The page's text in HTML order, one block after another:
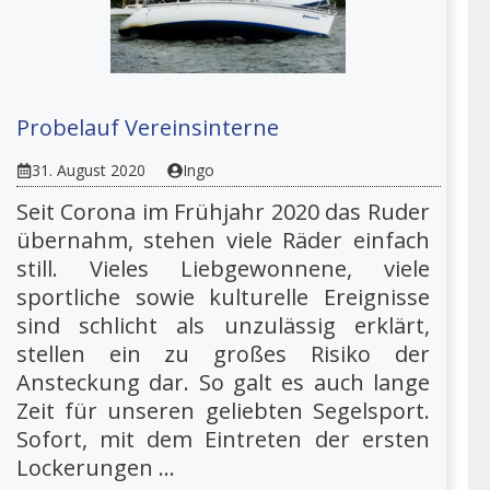
Probelauf Vereinsinterne
31. August 2020 Ingo
Seit Corona im Frühjahr 2020 das Ruder
übernahm, stehen viele Räder einfach
still. Vieles Liebgewonnene, viele
sportliche sowie kulturelle Ereignisse
sind schlicht als unzulässig erklärt,
stellen ein zu großes Risiko der
Ansteckung dar. So galt es auch lange
Zeit für unseren geliebten Segelsport.
Sofort, mit dem Eintreten der ersten
Lockerungen ...